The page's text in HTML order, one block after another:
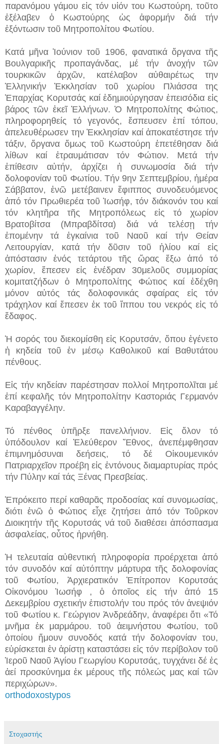
παρανόμου γάμου εἰς τόν υἱόν του Κωστούρη, τοῦτο
ἐξέλαβεν ὁ Κωστούρης ὡς ἀφορμήν διά τήν
ἐξόντωσιν τοῦ Μητροπολίτου Φωτίου.
Κατά μῆνα Ἰούνιον τοῦ 1906, φανατικά ὄργανα τῆς
Βουλγαρικῆς προπαγάνδας, μέ τήν ἀνοχήν τῶν
τουρκικῶν ἀρχῶν, κατέλαβον αὐθαιρέτως την
Ἑλληνικήν Ἐκκλησίαν τοῦ χωρίου Πλιάσσα της
Ἐπαρχίας Κορυτσάς καί ἐδημιούργησαν ἐπεισόδια εἰς
βάρος τῶν ἐκεῖ Ἑλλήνων. Ὁ Μητροπολίτης Φώτιος,
πληροφορηθείς τό γεγονός, ἔσπευσεν ἐπί τόπου,
ἀπελευθέρωσεν την Ἐκκλησίαν καί ἀποκατέστησε τήν
τάξιν, ὄργανα ὅμως τοῦ Κωστούρη ἐπετέθησαν διά
λίθων καί ἐτραυμάτισαν τόν Φώτιον. Μετά τήν
ἐπίθεσιν αὐτήν, ἀρχίζει ἡ συνωμοσία διά τήν
δολοφονίαν τοῦ Φωτίου. Τήν 9ην Σεπτεμβρίου, ἡμέρα
Σάββατον, ἐνῶ μετέβαινεν ἔφιππος συνοδευόμενος
ἀπό τόν Πρωθιερέα τοῦ Ἰωσήφ, τόν διάκονόν του καί
τόν κλητῆρα τῆς Μητροπόλεως εἰς τό χωρίον
Βρατοβίτσα (Μπραβδίτσα) διά νά τελέσῃ τήν
ἑπομένην τά ἐγκαίνια τοῦ Ναοῦ καί τήν Θείαν
Λειτουργίαν, κατά τήν δῦσιν τοῦ ἡλίου καί εἰς
ἀπόστασιν ἑνός τετάρτου τῆς ὥρας ἔξω ἀπό τό
χωρίον, ἔπεσεν εἰς ἐνέδραν 30μελοῦς συμμορίας
κομιτατζήδων ὁ Μητροπολίτης Φώτιος καί ἐδέχθη
μόνον αὐτός τάς δολοφονικάς σφαίρας εἰς τόν
τράχηλον καί ἔπεσεν ἐκ τοῦ ἵππου του νεκρός εἰς τό
ἔδαφος.
Ἡ σορός του διεκομίσθη εἰς Κορυτσάν, ὅπου ἐγένετο
ἡ κηδεία τοῦ ἐν μέσῳ Καθολικοῦ καί Βαθυτάτου
πένθους.
Εἰς τήν κηδείαν παρέστησαν πολλοί Μητροπολῖται μέ
ἐπί κεφαλῆς τόν Μητροπολίτην Καστοριάς Γερμανόν
Καραβαγγέλην.
Τό πένθος ὑπῆρξε πανελλήνιον. Εἰς ὅλον τό
ὑπόδουλον καί Ἐλεύθερον Ἔθνος, ἀνεπέμφθησαν
ἐπιμνημόσυναι δεήσεις, τό δέ Οἰκουμενικόν
Πατριαρχεῖον προέβη εἰς ἐντόνους διαμαρτυρίας πρός
τήν Πύλην καί τάς Ξένας Πρεσβείας.
Ἐπρόκειτο περί καθαρᾶς προδοσίας καί συνομωσίας,
διότι ἐνῶ ὁ Φώτιος εἶχε ζητήσει ἀπό τόν Τοῦρκον
Διοικητήν τῆς Κορυτσάς νά τοῦ διαθέσει ἀπόσπασμα
ἀσφαλείας, οὗτος ἠρνήθη.
Ἡ τελευταία αὐθεντική πληροφορία προέρχεται ἀπό
τόν συνοδόν καί αὐτόπτην μάρτυρα τῆς δολοφονίας
τοῦ Φωτίου, Ἀρχιερατικόν Ἐπίτροπον Κορυτσάς
Οἰκονόμου Ἰωσήφ , ὁ ὁποῖος εἰς τήν ἀπό 15
Δεκεμβρίου σχετικήν ἐπιστολήν του πρός τόν ἀνεψιόν
τοῦ Φωτίου κ. Γεώργιον Ἀνδρεάδην, ἀναφέρει ὅτι «Τό
μνῆμα ἐκ μαρμάρου. τοῦ ἀειμνήστου Φωτίου, τοῦ
ὁποίου ἤμουν συνοδός κατά τήν δολοφονίαν του,
εὑρίσκεται ἐν ἀρίστῃ καταστάσει εἰς τόν περίβολον τοῦ
Ἱεροῦ Ναοῦ Ἁγίου Γεωργίου Κορυτσάς, τυγχάνει δέ ἐς
ἀεί προσκύνημα ἐκ μέρους τῆς πόλεώς μας καί τῶν
περιχώρων».
orthodoxostypos
Στοχαστής